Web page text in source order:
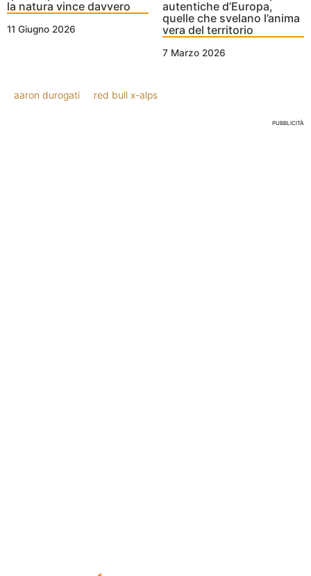
la natura vince davvero
11 Giugno 2026
autentiche d’Europa,
quelle che svelano l’anima
vera del territorio
7 Marzo 2026
aaron durogati red bull x-alps
PUBBLICITÀ